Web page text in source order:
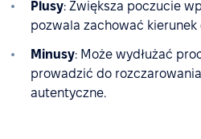
Plusy: Zwiększa poczucie
pozwala zachować kierunek
Minusy: Może wydłużać
prowadzić do
autentyczne.